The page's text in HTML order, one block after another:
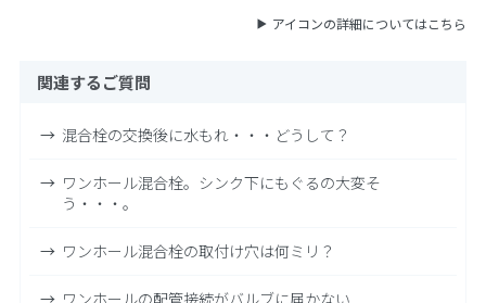
アイコンの詳細についてはこちら
関連するご質問
混合栓の交換後に水もれ・・・どうして？
ワンホール混合栓。シンク下にもぐるの大変そ
う・・・。
ワンホール混合栓の取付け穴は何ミリ？